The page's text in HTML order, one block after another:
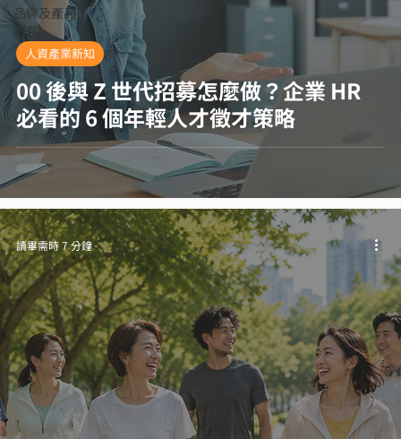
品牌及產品
消息
00 後與 Z 世代招募怎麼做？企業 HR
必看的 6 個年輕人才徵才策略
人資產業新知
讀畢需時 7 分鐘